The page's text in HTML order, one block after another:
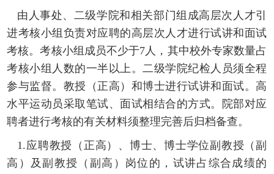
由 人事处、二级学院和相关部门组成高层次人才引
进考核小组负责对应聘的高层次人才进行试讲和面试
考核。考核小组成员不少于7人 ， 其中校外专家数量占
考核小组人数的一半以上。二级学院纪检人员须全程
参与监督。教授（正高） 和博士进行试讲和面试。 高
水平运动员采取笔试、面试相结合的方式。院部对应
聘者进行考核的有关材料须整理完善后归档备查。
1.应聘教授（正高） 、 博士、博士学位副教授（副
高）及副教授（副高）岗位的，试讲占综合成绩的